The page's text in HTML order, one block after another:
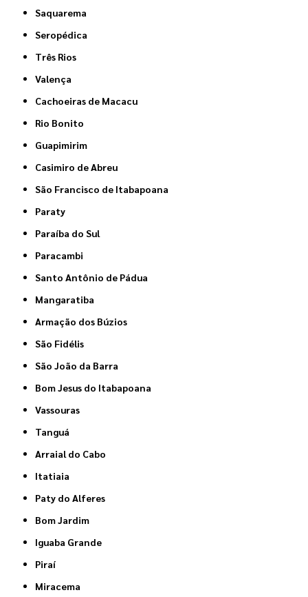
Saquarema
Seropédica
Três Rios
Valença
Cachoeiras de Macacu
Rio Bonito
Guapimirim
Casimiro de Abreu
São Francisco de Itabapoana
Paraty
Paraíba do Sul
Paracambi
Santo Antônio de Pádua
Mangaratiba
Armação dos Búzios
São Fidélis
São João da Barra
Bom Jesus do Itabapoana
Vassouras
Tanguá
Arraial do Cabo
Itatiaia
Paty do Alferes
Bom Jardim
Iguaba Grande
Piraí
Miracema